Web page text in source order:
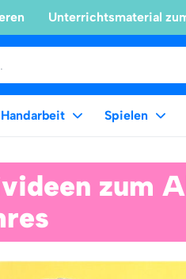
Unterrichtsmaterial
Handarbeit Spielen
zum